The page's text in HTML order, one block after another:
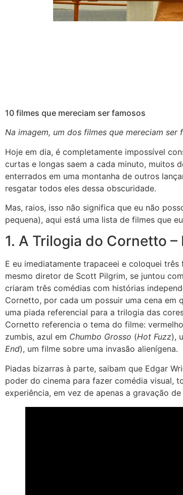
10 filmes que mereciam ser famosos
Na imagem, um dos filmes que mereciam ser
Hoje em dia, é completamente impossível
curtas e longas saem a cada minuto, muitos
enterrados em uma montanha de outros
resgatar todos eles dessa obscuridade.
Mas, raios, isso não significa que eu não
pequena), aqui está uma lista de filmes que
1. A Trilogia do Cornetto
E eu imediatamente trapaceei e coloquei
mesmo diretor de Scott Pilgrim, se juntou
criaram três comédias com histórias
Cornetto, por cada um possuir uma cena em
uma piada referencial para a trilogia das
Cornetto referencia o tema do filme:
zumbis, azul em Chumbo Grosso (Hot Fuzz),
End), um filme sobre uma invasão alienígena.
Piadas bizarras à parte, saibam que Edgar
poder do cinema para fazer comédia visual,
experiência, em vez de apenas a gravação